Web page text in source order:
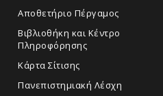
Αποθετήριο Πέργαμος
Βιβλιοθήκη και Κέντρο
Πληροφόρησης
Kάρτα Σίτισης
Πανεπιστημιακή Λέσχη